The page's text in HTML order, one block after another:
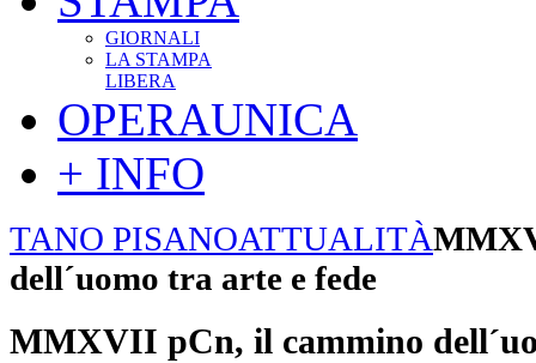
GIORNALI
LA STAMPA
LIBERA
OPERAUNICA
+ INFO
TANO PISANOATTUALITÀ
dell´uomo tra arte e fede
MMXVII pCn, il cammino